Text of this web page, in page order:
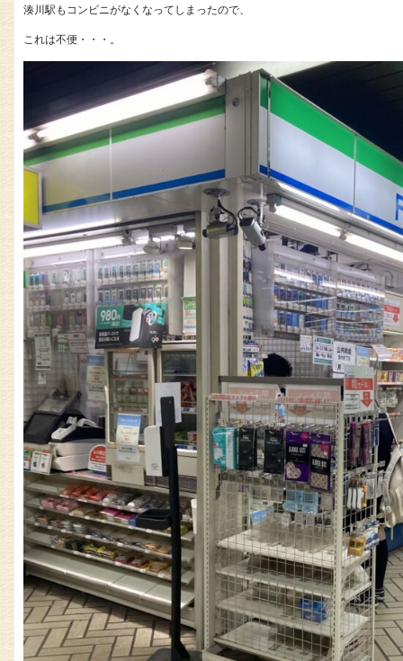
湊川駅もコンビニがなくなってしまったので、
これは不便・・・。